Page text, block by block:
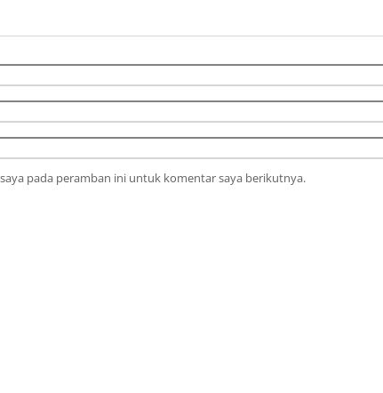
pada peramban ini untuk komentar saya berikutnya.